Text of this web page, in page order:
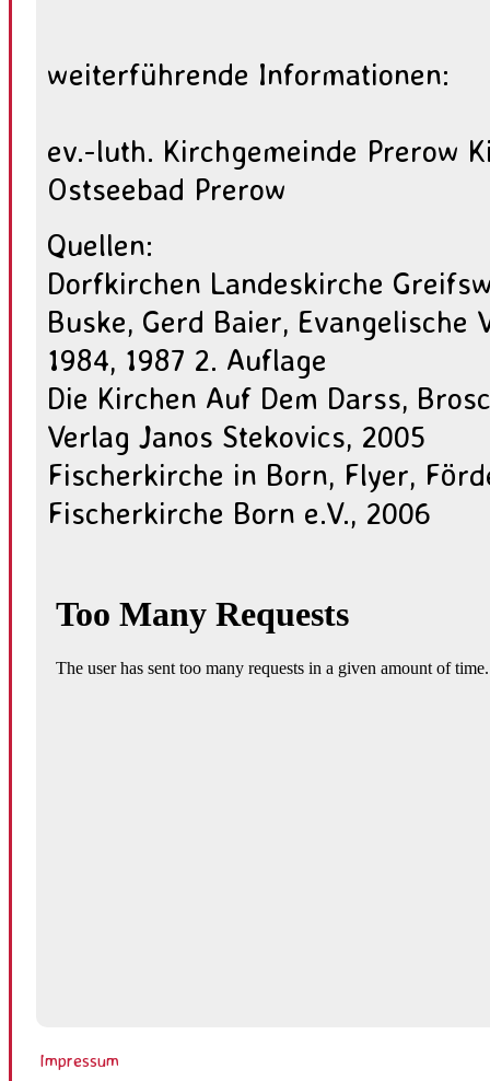
weiterführende Informationen:
ev.-luth. Kirchgemeinde Prerow
Ostseebad Prerow
Quellen:
Dorfkirchen Landeskirche
Buske, Gerd Baier, Evangelische
1984, 1987 2. Auflage
Die Kirchen Auf Dem Darss,
Verlag Janos Stekovics, 2005
Fischerkirche in Born, Flyer,
Fischerkirche Born e.V., 2006
Impressum